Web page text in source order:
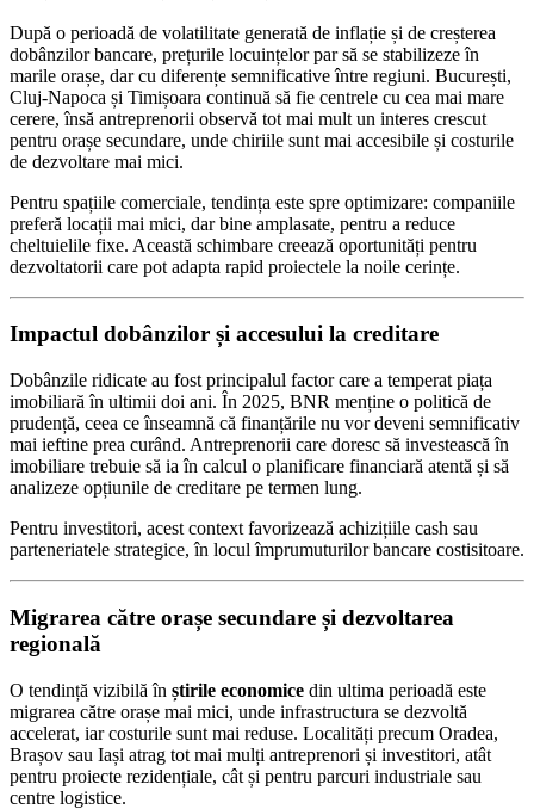
După o perioadă de volatilitate generată de inflație și de creșterea
dobânzilor bancare, prețurile locuințelor par să se stabilizeze în
marile orașe, dar cu diferențe semnificative între regiuni. București,
Cluj-Napoca și Timișoara continuă să fie centrele cu cea mai mare
cerere, însă antreprenorii observă tot mai mult un interes crescut
pentru orașe secundare, unde chiriile sunt mai accesibile și costurile
de dezvoltare mai mici.
Pentru spațiile comerciale, tendința este spre optimizare: companiile
preferă locații mai mici, dar bine amplasate, pentru a reduce
cheltuielile fixe. Această schimbare creează oportunități pentru
dezvoltatorii care pot adapta rapid proiectele la noile cerințe.
Impactul dobânzilor și accesului la creditare
Dobânzile ridicate au fost principalul factor care a temperat piața
imobiliară în ultimii doi ani. În 2025, BNR menține o politică de
prudență, ceea ce înseamnă că finanțările nu vor deveni semnificativ
mai ieftine prea curând. Antreprenorii care doresc să investească în
imobiliare trebuie să ia în calcul o planificare financiară atentă și să
analizeze opțiunile de creditare pe termen lung.
Pentru investitori, acest context favorizează achizițiile cash sau
parteneriatele strategice, în locul împrumuturilor bancare costisitoare.
Migrarea către orașe secundare și dezvoltarea
regională
O tendință vizibilă în știrile economice din ultima perioadă este
migrarea către orașe mai mici, unde infrastructura se dezvoltă
accelerat, iar costurile sunt mai reduse. Localități precum Oradea,
Brașov sau Iași atrag tot mai mulți antreprenori și investitori, atât
pentru proiecte rezidențiale, cât și pentru parcuri industriale sau
centre logistice.